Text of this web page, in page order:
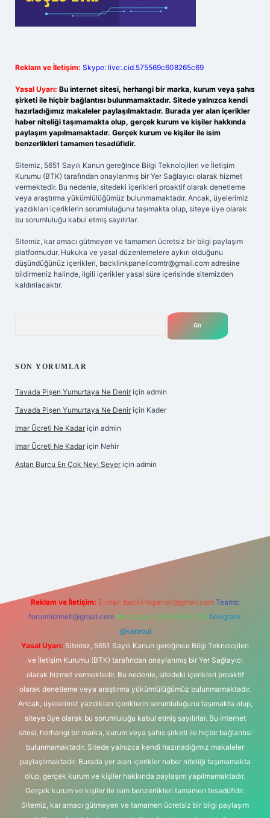
Reklam ve İletişim: Skype: live:.cid.575569c608265c69
Yasal Uyarı: Bu internet sitesi, herhangi bir marka, kurum veya şahıs
şirketi ile hiçbir bağlantısı bulunmamaktadır. Sitede yalnızca kendi
hazırladığımız makaleler paylaşılmaktadır. Burada yer alan içerikler
haber niteliği taşımamakta olup, gerçek kurum ve kişiler hakkında
paylaşım yapılmamaktadır. Gerçek kurum ve kişiler ile isim
benzerlikleri tamamen tesadüfidir.
Sitemiz, 5651 Sayılı Kanun gereğince Bilgi Teknolojileri ve İletişim
Kurumu (BTK) tarafından onaylanmış bir Yer Sağlayıcı olarak hizmet
vermektedir. Bu nedenle, sitedeki içerikleri proaktif olarak denetleme
veya araştırma yükümlülüğümüz bulunmamaktadır. Ancak, üyelerimiz
yazdıkları içeriklerin sorumluluğunu taşımakta olup, siteye üye olarak
bu sorumluluğu kabul etmiş sayılırlar.
Sitemiz, kar amacı gütmeyen ve tamamen ücretsiz bir bilgi paylaşım
platformudur. Hukuka ve yasal düzenlemelere aykırı olduğunu
düşündüğünüz içerikleri, backlinkpanelicomtr@gmail.com adresine
bildirmeniz halinde, ilgili içerikler yasal süre içerisinde sitemizden
kaldırılacaktır.
SON YORUMLAR
Tavada Pişen Yumurtaya Ne Denir için admin
Tavada Pişen Yumurtaya Ne Denir için Kader
Imar Ücreti Ne Kadar için admin
Imar Ücreti Ne Kadar için Nehir
Aslan Burcu En Çok Neyi Sever için admin
elexbetgiris.org
Reklam ve İletişim: E-mail: backlinkpaneli@gmail.com Teams:
forumhizmeti@gmail.com Whatsapp: 0262 606 0 726 Telegram:
@karabul
Yasal Uyarı: Sitemiz, 5651 Sayılı Kanun gereğince Bilgi Teknolojileri
ve İletişim Kurumu (BTK) tarafından onaylanmış bir Yer Sağlayıcı
olarak hizmet vermektedir. Bu nedenle, sitedeki içerikleri proaktif
olarak denetleme veya araştırma yükümlülüğümüz bulunmamaktadır.
Ancak, üyelerimiz yazdıkları içeriklerin sorumluluğunu taşımakta olup,
siteye üye olarak bu sorumluluğu kabul etmiş sayılırlar. Bu internet
sitesi, herhangi bir marka, kurum veya şahıs şirketi ile hiçbir bağlantısı
bulunmamaktadır. Sitede yalnızca kendi hazırladığımız makaleler
paylaşılmaktadır. Burada yer alan içerikler haber niteliği taşımamakta
olup, gerçek kurum ve kişiler hakkında paylaşım yapılmamaktadır.
Gerçek kurum ve kişiler ile isim benzerlikleri tamamen tesadüfidir.
Sitemiz, kar amacı gütmeyen ve tamamen ücretsiz bir bilgi paylaşım